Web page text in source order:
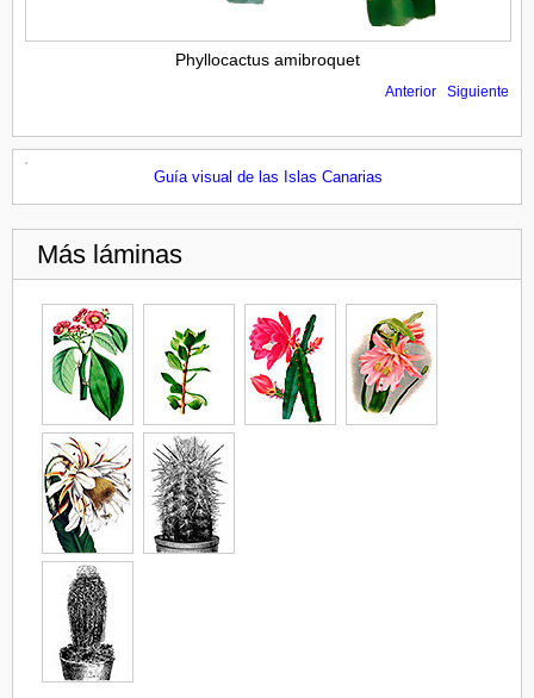
Phyllocactus amibroquet
Anterior Siguiente
Guía visual de las Islas Canarias
Más láminas